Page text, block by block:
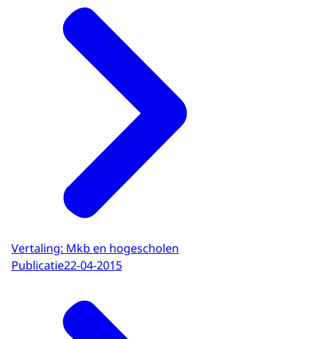
Vertaling: Mkb en hogescholen
Publicatie22-04-2015